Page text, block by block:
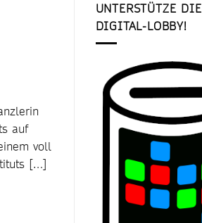
auf
voll
[…]
UNTERSTÜTZE DIE
DIGITAL-LOBBY!